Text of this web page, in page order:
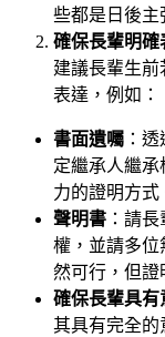
些都是日後主
確保長輩明確
建議長輩生
表達，例如：
書面遺囑 ：
定繼承人繼
力的證明方式
聲明書 ：請
權，並請多位
然可行，但證
確保長輩具有
其具有完全的